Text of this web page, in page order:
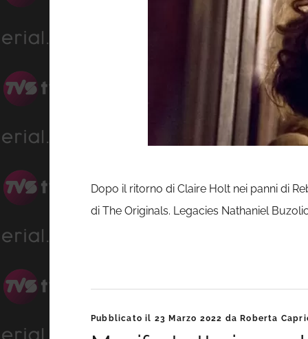
Dopo il ritorno di Claire Holt nei panni di
di The Originals. Legacies Nathaniel
Pubblicato il 23 Marzo 2022 da Roberta